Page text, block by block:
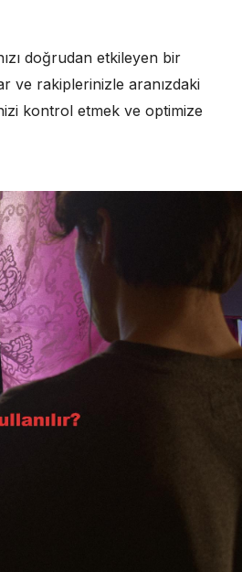
doğrudan etkileyen bir
ve rakiplerinizle aranızdaki
kontrol etmek ve optimize